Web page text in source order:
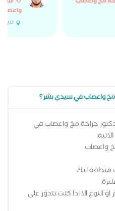
واعصاب
مخ واعصاب في سيدي بشر ؟
جراحة مخ واعصاب في
واعصاب
منطقة ليك
النوع الا اذا كنت بتدور على